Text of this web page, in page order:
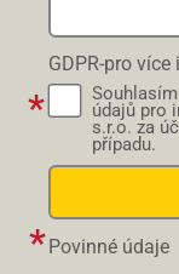
GDPR-pro
údajů pro
s.r.o. za
případu.
Povinné údaje